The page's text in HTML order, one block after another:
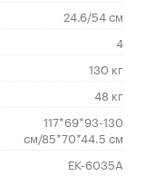
24.6/54 см
4
130 кг
48 кг
117*69*93-130
см/85*70*44.5 см
ЕК-6035А